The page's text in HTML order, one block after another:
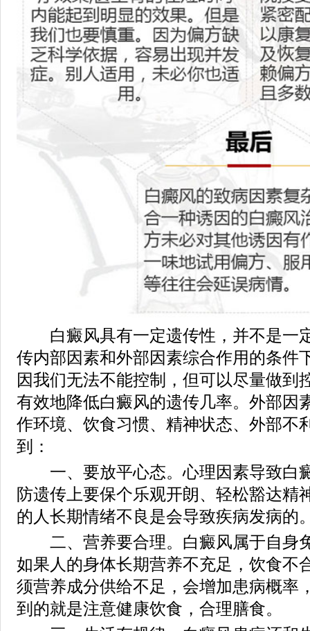
白癜风具有一定遗传性，并不是一
传内部因素和外部因素综合作用的条件
因我们无法不能控制，但可以尽量做到
有效地降低白癜风的遗传几率。外部因
作环境、饮食习惯、精神状态、外部不
到：
一、要放平心态。心理因素导致白
防遗传上要保个乐观开朗、轻松豁达精
的人长期情绪不良是会导致疾病发病的
二、营养要合理。白癜风属于自身
如果人的身体长期营养不充足，饮食不
须营养成分供给不足，会增加患病概率
到的就是注意健康饮食，合理膳食。